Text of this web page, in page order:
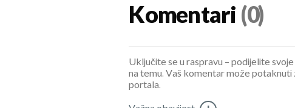
Komentari (0)
Uključite se u raspravu – podijelite
na temu. Vaš komentar može
portala.